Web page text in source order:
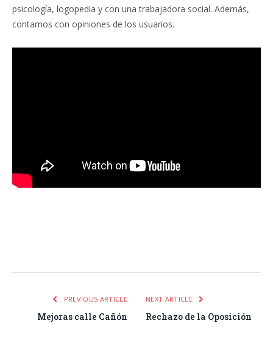
psicología, logopedia y con una trabajadora social. Además,
contamos con opiniones de los usuarios.
PREVIOUS ARTICLE
Mejoras calle Cañón
NEXT ARTICLE
Rechazo de la Oposición